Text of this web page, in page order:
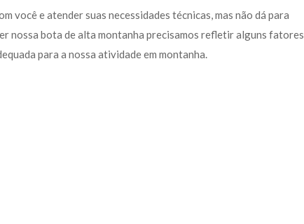
você e atender suas necessidades técnicas, mas não dá para
nossa bota de alta montanha precisamos refletir alguns fatores
para a nossa atividade em montanha.